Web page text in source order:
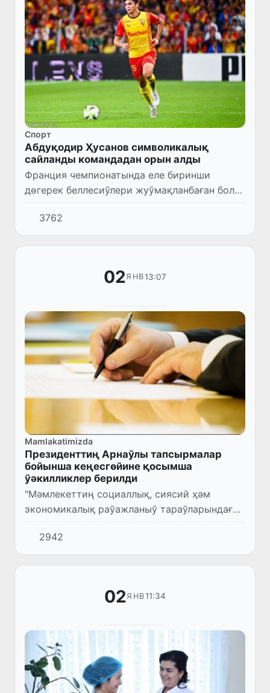
Спорт
Абдуқодир Ҳусанов символикалық
сайланды командадан орын алды
Франция чемпионатында еле биринши
дөгерек беллесиўлери жуўмақланбаған болса
да, "LʼEquipe" басылымы ықласбентлердиң
пикиринше, ишки чемпионатта мәўсимниң
биринши бөлими ушын символ...
3762
02ЯНВ13:07
Mamlakatimizda
Президенттиң Арнаўлы тапсырмалар
бойынша кеңесгөйине қосымша
ўәкилликлер берилди
"Мәмлекеттиң социаллық, сиясий ҳәм
экономикалық раўажланыў тараўларындағы
стратегиялық таллаў ҳәм изертлеў жумысын
нәтийжели шөлкемлестириў илажлары
ҳаққында"ғы Президент қарары қа...
2942
02ЯНВ11:34